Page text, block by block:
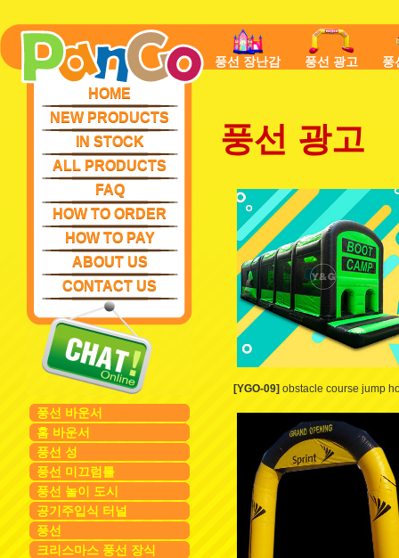
HOME
NEW PRODUCTS
IN STOCK
ALL PRODUCTS
FAQ
HOW TO ORDER
HOW TO PAY
ABOUT US
CONTACT US
풍선 바운서
홈 바운서
풍선 성
풍선 미끄럼틀
풍선 놀이 도시
공기주입식 터널
풍선
크리스마스 풍선 장식
풍선 장난감 풍선 광고 풍
풍선 광고
[YGO-09] obstacle course jump